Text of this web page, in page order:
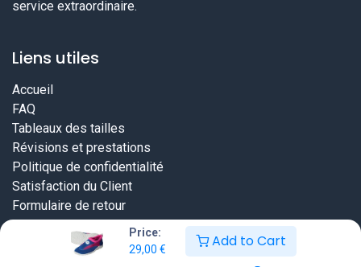
Price:
29,00 € Add to Cart
service extraordinaire.
Liens utiles
Accueil
FAQ
Tableaux des tailles
Révisions et prestations
Politique de confidentialité
Satisfaction du Client
Formulaire de retour